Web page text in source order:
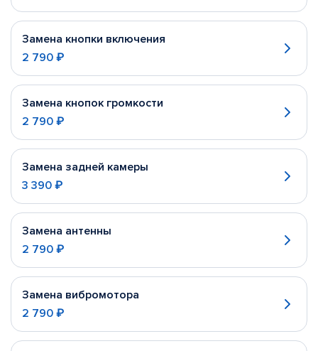
Замена кнопки включения
2 790 ₽
Замена кнопок громкости
2 790 ₽
Замена задней камеры
3 390 ₽
Замена антенны
2 790 ₽
Замена вибромотора
2 790 ₽